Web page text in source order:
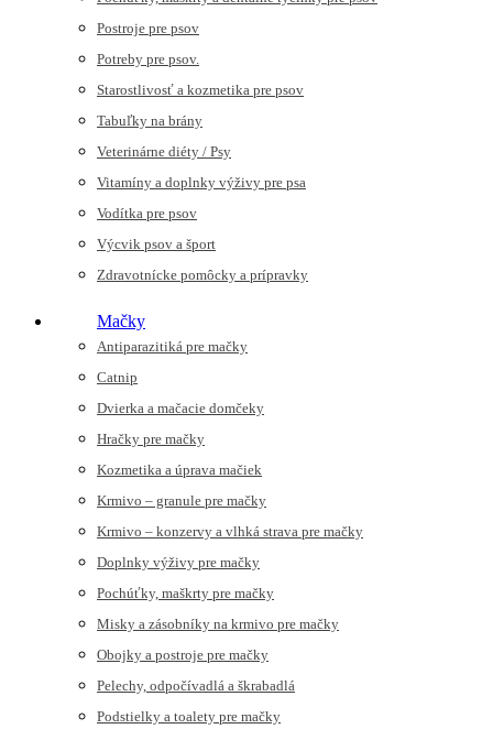
Postroje pre psov
Potreby pre psov.
Starostlivosť a kozmetika pre psov
Tabuľky na brány
Veterinárne diéty / Psy
Vitamíny a doplnky výživy pre psa
Vodítka pre psov
Výcvik psov a šport
Zdravotnícke pomôcky a prípravky
Mačky
Antiparazitiká pre mačky
Catnip
Dvierka a mačacie domčeky
Hračky pre mačky
Kozmetika a úprava mačiek
Krmivo – granule pre mačky
Krmivo – konzervy a vlhká strava pre mačky
Doplnky výživy pre mačky
Pochúťky, maškrty pre mačky
Misky a zásobníky na krmivo pre mačky
Obojky a postroje pre mačky
Pelechy, odpočívadlá a škrabadlá
Podstielky a toalety pre mačky